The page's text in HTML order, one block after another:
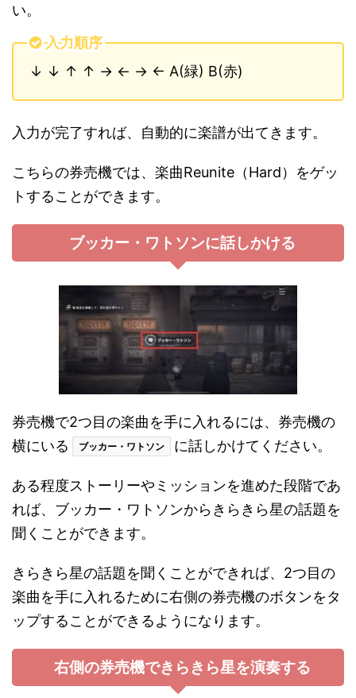
い。
入力順序
↓ ↓ ↑ ↑ → ← → ← A(緑) B(赤)
入力が完了すれば、自動的に楽譜が出てきます。
こちらの券売機では、楽曲Reunite（Hard）をゲッ
トすることができます。
ブッカー・ワトソンに話しかける
券売機で2つ目の楽曲を手に入れるには、券売機の
横にいる
ブッカー・ワトソン に話しかけてください。
ある程度ストーリーやミッションを進めた段階であ
れば、ブッカー・ワトソンからきらきら星の話題を
聞くことができます。
きらきら星の話題を聞くことができれば、2つ目の
楽曲を手に入れるために右側の券売機のボタンをタ
ップすることができるようになります。
右側の券売機できらきら星を演奏する